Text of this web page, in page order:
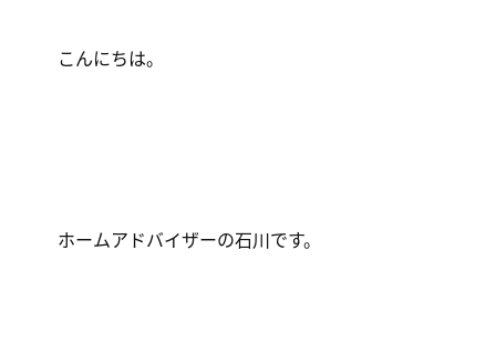
こんにちは。
ホームアドバイザーの石川です。